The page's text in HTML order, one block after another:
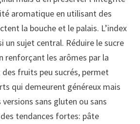
aromatique en utilisant des
la bouche et le palais. L’index
un sujet central. Réduire le sucre
renforçant les arômes par la
fruits peu sucrés, permet
qui demeurent généreux mais
versions sans gluten ou sans
tendances fortes: pâte